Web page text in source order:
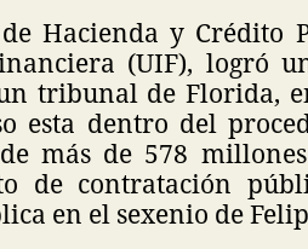
Hacienda y Crédito
(UIF), logró
tribunal de Florida,
esta dentro del
más de 578
de contratación
en el sexenio de